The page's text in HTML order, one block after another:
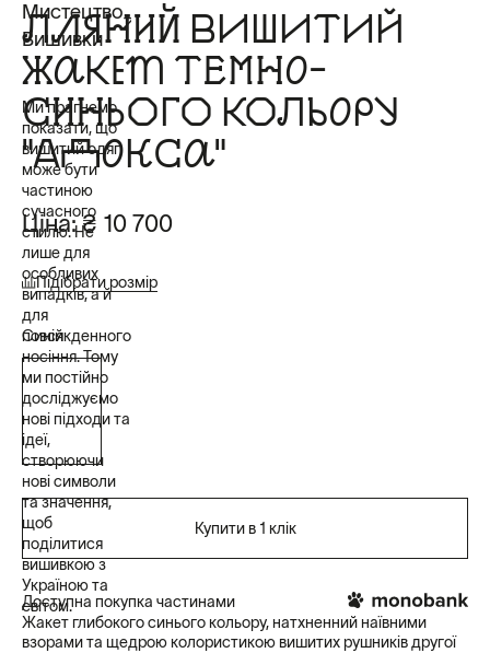
ЛЛЯНИЙ ВИШИТИЙ
ЖАКЕТ ТЕМНО-
СИНЬОГО КОЛЬОРУ
"АДОКСА"
Ціна:₴ 10 700
Підібрати розмір
Синій
Купити в 1 клік
Доступна покупка частинами
Жакет глибокого синього кольору, натхненний наївними
взорами та щедрою колористикою вишитих рушників другої
Мистецтво
Вишивки
Ми прагнемо
показати, що
вишитий одяг
може бути
частиною
сучасного
стилю. Не
лише для
особливих
випадків, а й
для
повсякденного
носіння. Тому
ми постійно
досліджуємо
нові підходи та
ідеї,
створюючи
нові символи
та значення,
щоб
поділитися
вишивкою з
Україною та
світом.